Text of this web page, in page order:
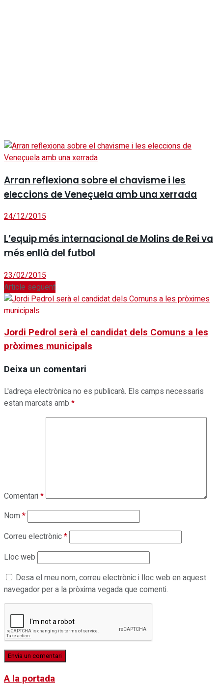
Arran reflexiona sobre el chavisme i les
eleccions de Veneçuela amb una xerrada
24/12/2015
L’equip més internacional de Molins de Rei va
més enllà del futbol
23/02/2015
Article següent
Jordi Pedrol serà el candidat dels Comuns a les
pròximes municipals
Deixa un comentari
L'adreça electrònica no es publicarà. Els camps necessaris
estan marcats amb *
Comentari*
Nom*
Correu electrònic*
Lloc web
Desa el meu nom, correu electrònic i lloc web en aquest
navegador per a la pròxima vegada que comenti.
A la portada